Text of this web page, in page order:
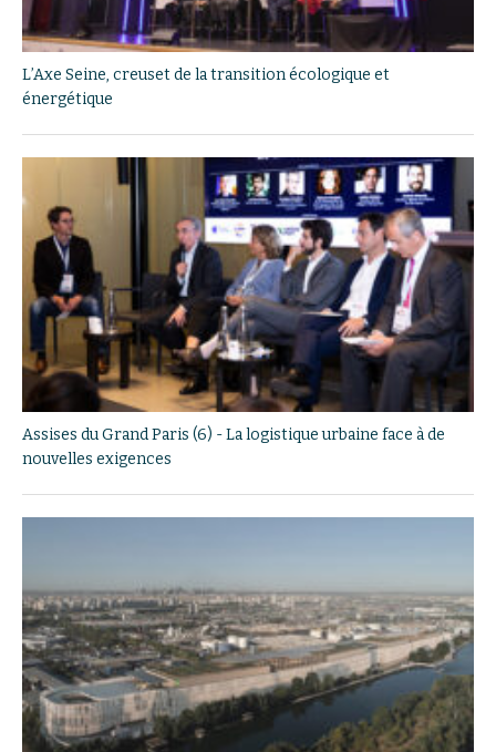
L’Axe Seine, creuset de la transition écologique et
énergétique
Assises du Grand Paris (6) - La logistique urbaine face à de
nouvelles exigences